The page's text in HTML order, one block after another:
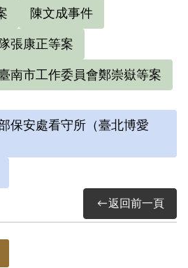
陳文成事件
張康正等案
南市工作委員會鄭崇嶽等案
保安處看守所（臺北博愛
返回前一頁